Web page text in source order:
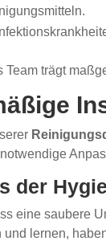
Team trägt
der
eine saubere
lernen,